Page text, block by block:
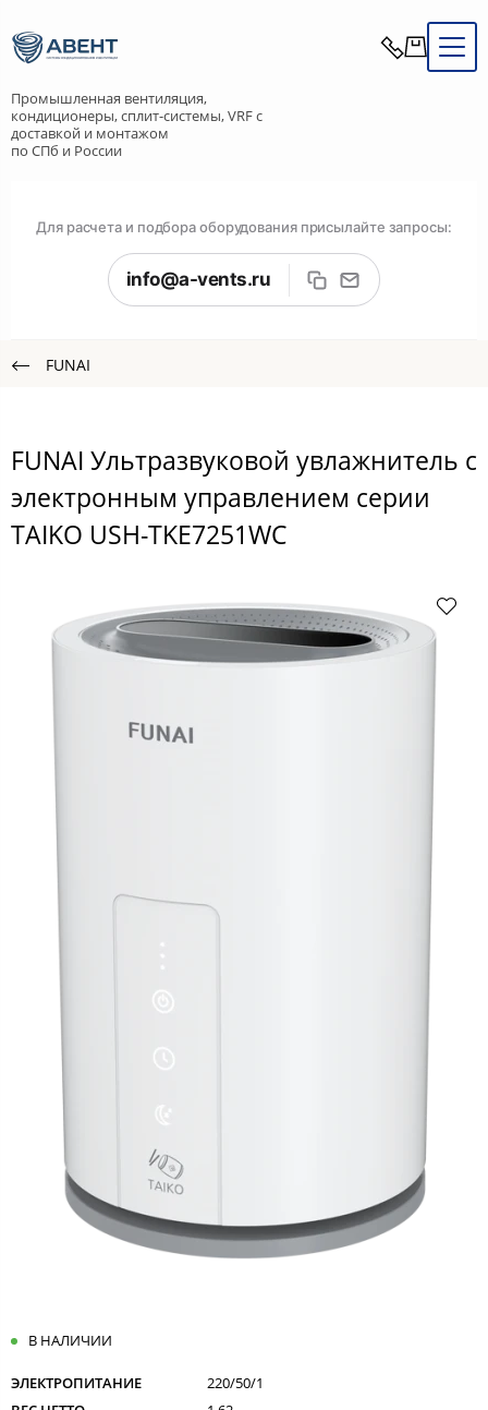
Промышленная вентиляция,
кондиционеры, сплит-системы, VRF с
доставкой и монтажом
по СПб и России
Для расчета и подбора оборудования присылайте запросы:
info@a-vents.ru
FUNAI
FUNAI Ультразвуковой увлажнитель с
электронным управлением серии
TAIKO USH-TKE7251WC
В НАЛИЧИИ
ЭЛЕКТРОПИТАНИЕ
220/50/1